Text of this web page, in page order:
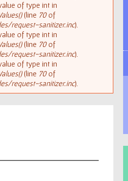
of type int in
(line 70of
request-sanitizer.inc).
of type int in
(line 70of
request-sanitizer.inc).
of type int in
(line 70of
request-sanitizer.inc).